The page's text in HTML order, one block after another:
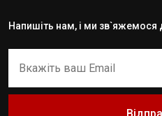
Напишіть нам, і ми зв`яжемося